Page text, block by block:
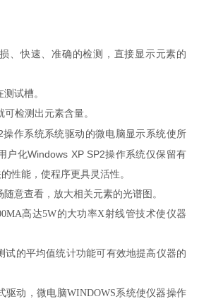
、快速、准确的检测，直接显示元素的
试槽。
可检测出元素含量。
操作系统系统驱动的微电脑显示系统使所
户化Windows XP SP2操作系统仅保留有
性能，使程序更具灵活性。
随意查看，放大相关元素的光谱图。
高达5W的大功率X射线管技术使仪器
试的平均值统计功能可有效地提高仪器的
驱动，微电脑WINDOWS系统使仪器操作